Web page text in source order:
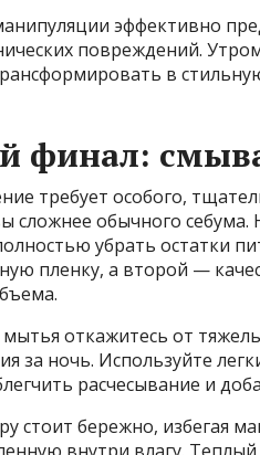
эффективно
повреждений.
в
финал:
требует особого,
сложнее обычного
убрать остатки
пленку, а второй —
мытья откажитесь от
за ночь. Используйте
расчесывание и
стоит бережно, избегая